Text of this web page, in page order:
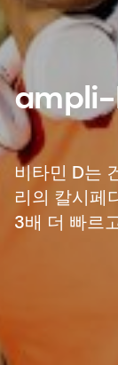
ampli-
비타민 D는
리의 칼시페
3배 더 빠르